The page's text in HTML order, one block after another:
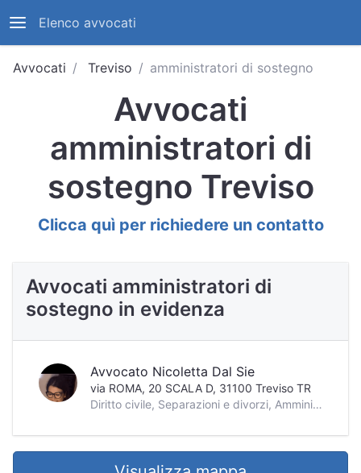
Elenco avvocati
Avvocati Treviso amministratori di sostegno
Avvocati
amministratori di
sostegno Treviso
Clicca quì per richiedere un contatto
Avvocati amministratori di
sostegno in evidenza
Avvocato Nicoletta Dal Sie
via ROMA, 20 SCALA D, 31100 Treviso TR
Diritto civile, Separazioni e divorzi, Amministrazione di sostegno, Diritto del lavoro, Cittadinanza ed immigrazione, Diritto civile minorile, Diritto penale minorile, Recupero crediti, Contrattualistica, Liti condominiali, Malasanità, Proprietà e locazioni, Successioni, Esecuzioni immobiliari, Diritto fallimentare